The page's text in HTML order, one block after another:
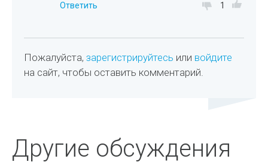
Ответить 1
Пожалуйста,зарегистрируйтесь или войдите
на сайт, чтобы оставить комментарий.
Другие обсуждения